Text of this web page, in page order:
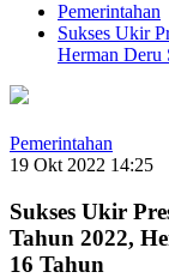
Pemerintahan
Sukses Ukir
Herman Deru
Pemerintahan
19 Okt 2022 14:25
Sukses Ukir
Tahun 2022,
16 Tahun